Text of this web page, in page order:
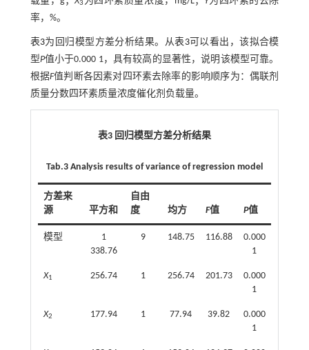
3
率，%。
表3为回归模型方差分析结果。从表3可以看出，该拟合模
型P值小于0.000 1，具有较高的显著性，说明该模型可靠。
根据F值判断各因素对四环素去除率的影响顺序为：偶联剂
质量分数四环素质量浓度催化剂负载量。
表3 回归模型方差分析结果
Tab.3 Analysis results of variance of regression model
方差来
源
平方和
自由
度
均方 F值 P值
模型
1
338.76
9 148.75 116.88
0.000
1
X1 256.74 1 256.74 201.73
0.000
1
X2 177.94 1 77.94 39.82
0.000
1